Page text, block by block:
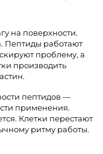
на поверхности.
Пептиды работают
проблему, а
производить
пептидов —
применения.
Клетки перестают
ритму работы.